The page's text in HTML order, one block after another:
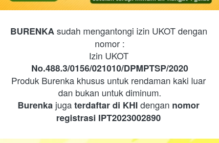
BURENKA sudah mengantongi izin UKOT dengan
nomor :
Izin UKOT
No.488.3/0156/021010/DPMPTSP/2020
Produk Burenka khusus untuk rendaman kaki luar
dan bukan untuk diminum.
Burenka jugaterdaftar di KHI dengan nomor
registrasi IPT2023002890